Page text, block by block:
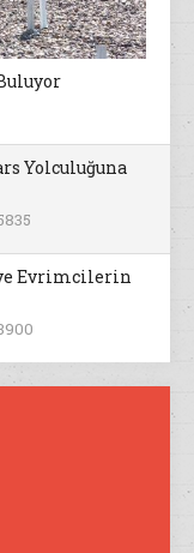
Yolculuğuna
Evrimcilerin